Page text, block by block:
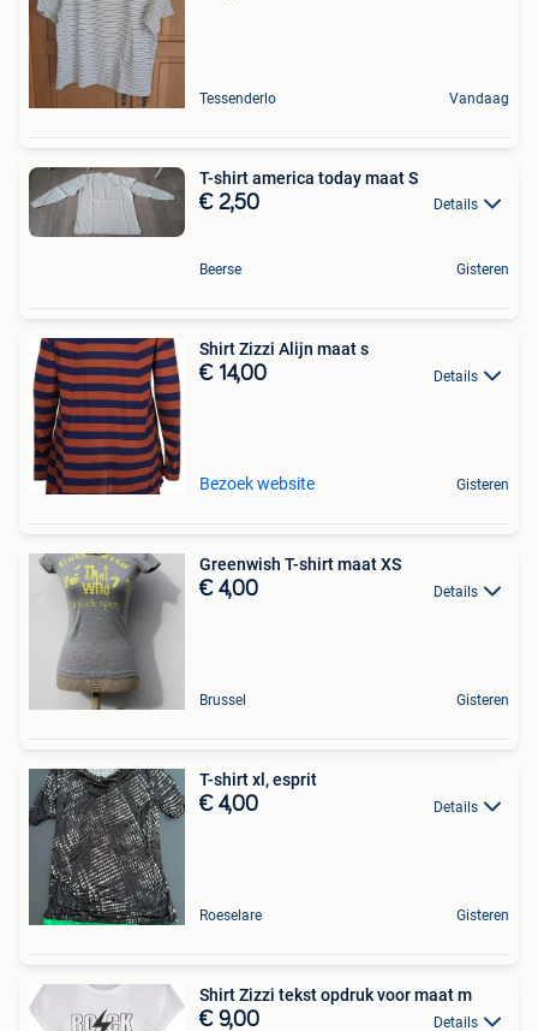
Tessenderlo Vandaag
T-shirt america today maat S
€ 2,50 Details
Beerse Gisteren
Shirt Zizzi Alijn maat s
€ 14,00 Details
Bezoek website Gisteren
Greenwish T-shirt maat XS
€ 4,00 Details
Brussel Gisteren
T-shirt xl, esprit
€ 4,00 Details
Roeselare Gisteren
Shirt Zizzi tekst opdruk voor maat m
€ 9,00 Details